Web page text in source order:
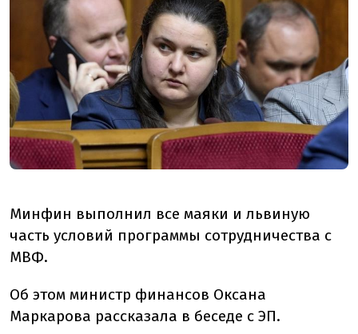
Минфин выполнил все маяки и львиную
часть условий программы сотрудничества с
МВФ.
Об этом министр финансов Оксана
Маркарова рассказала в беседе с ЭП.